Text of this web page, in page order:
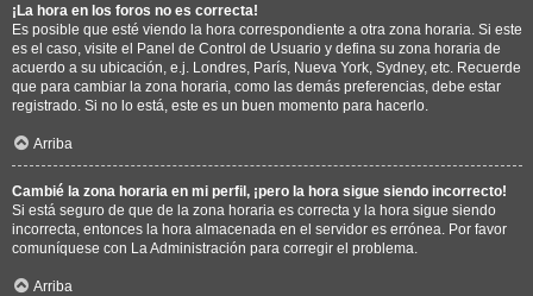
¡La hora en los foros no es correcta!
Es posible que esté viendo la hora correspondiente a otra zona horaria. Si este
es el caso, visite el Panel de Control de Usuario y defina su zona horaria de
acuerdo a su ubicación, e.j. Londres, París, Nueva York, Sydney, etc. Recuerde
que para cambiar la zona horaria, como las demás preferencias, debe estar
registrado. Si no lo está, este es un buen momento para hacerlo.
Arriba
Cambié la zona horaria en mi perfil, ¡pero la hora sigue siendo incorrecto!
Si está seguro de que de la zona horaria es correcta y la hora sigue siendo
incorrecta, entonces la hora almacenada en el servidor es errónea. Por favor
comuníquese con La Administración para corregir el problema.
Arriba